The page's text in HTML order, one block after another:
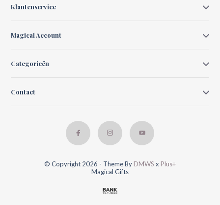
Klantenservice
Magical Account
Categorieën
Contact
© Copyright 2026 - Theme By DMWS x Plus+
Magical Gifts